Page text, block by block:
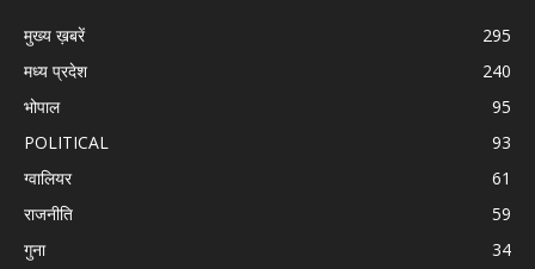
मुख्य ख़बरें
295
मध्य प्रदेश
240
भोपाल
95
POLITICAL
93
ग्वालियर
61
राजनीति
59
गुना
34